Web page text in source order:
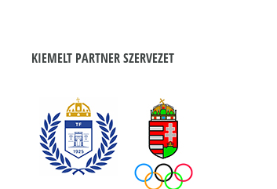
KIEMELT PARTNER SZERVEZET